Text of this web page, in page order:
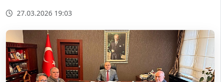
27.03.2026 19:03